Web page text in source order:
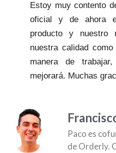
Estoy muy contento
oficial y de ahora
producto y
nuestra calidad
manera de
mejorará. Muchas
Paco es
de Orderly.